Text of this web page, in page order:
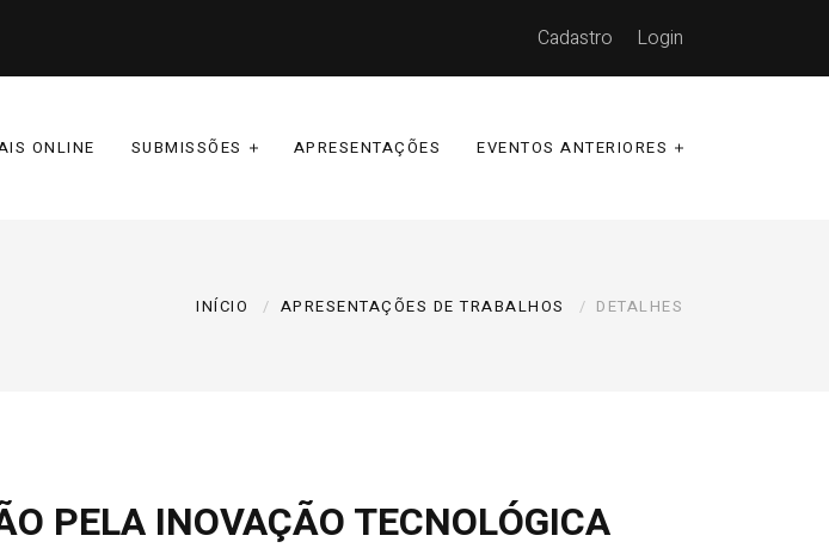
Cadastro Login
ONLINE SUBMISSÕES APRESENTAÇÕES EVENTOS ANTERIORES
INÍCIO APRESENTAÇÕES DE TRABALHOS DETALHES
PELA INOVAÇÃO TECNOLÓGICA